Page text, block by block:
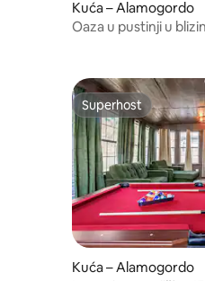
Kuća – Alamogordo
Oaza u pustinji u
Superhost
Superhost
Kuća – Alamogordo